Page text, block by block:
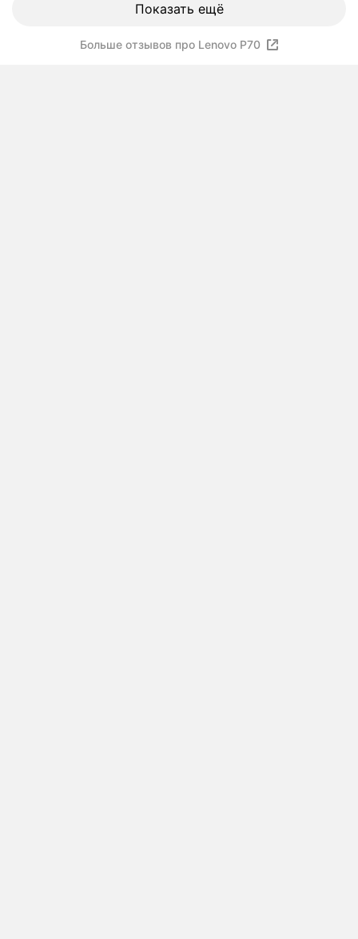
Показать ещё
Больше отзывов про Lenovo P70